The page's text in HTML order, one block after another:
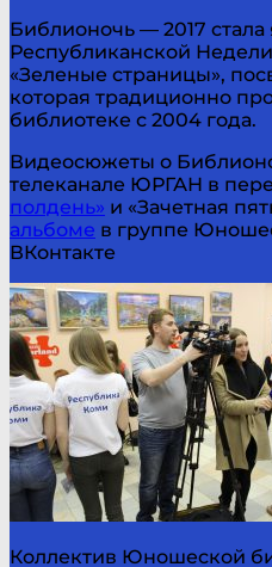
Библионочь — 2017
Республиканской
«Зеленые страницы»,
которая традиционно
библиотеке с 2004 года.
Видеосюжеты о
телеканале ЮРГАН в
полдень» и «Зачетная
альбоме в группе
ВКонтакте
Коллектив Юношеской